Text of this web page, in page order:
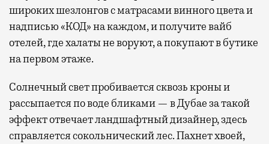
широких шезлонгов с матрасами винного цвета и
надписью «КОД» на каждом, и получите вайб
отелей, где халаты не воруют, а покупают в бутике
на первом этаже.
Солнечный свет пробивается сквозь кроны и
рассыпается по воде бликами — в Дубае за такой
эффект отвечает ландшафтный дизайнер, здесь
справляется сокольнический лес. Пахнет хвоей,